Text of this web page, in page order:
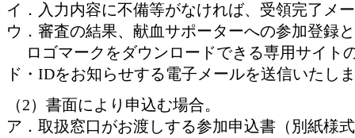
イ．入力内容に不備等がなければ、受領完了メ
ウ．審査の結果、献血サポーターへの参加登録
ロゴマークをダウンロードできる専用サイト
ド・IDをお知らせする電子メールを送信いたし
（2）書面により申込む場合。
ア．取扱窓口がお渡しする参加申込書（別紙様